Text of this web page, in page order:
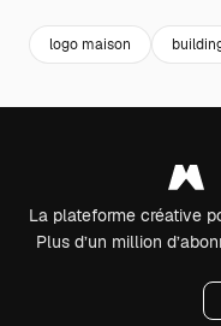
logo maison
La plateforme créative
Plus d’un million